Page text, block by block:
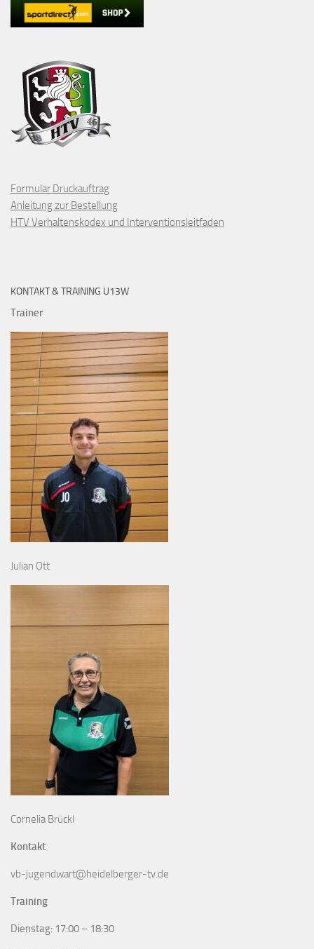
Formular Druckauftrag
Anleitung zur Bestellung
HTV Verhaltenskodex und Interventionsleitfaden
KONTAKT & TRAINING U13W
Trainer
Julian Ott
Cornelia Brückl
Kontakt
vb-jugendwart@heidelberger-tv.de
Training
Dienstag: 17:00 – 18:30